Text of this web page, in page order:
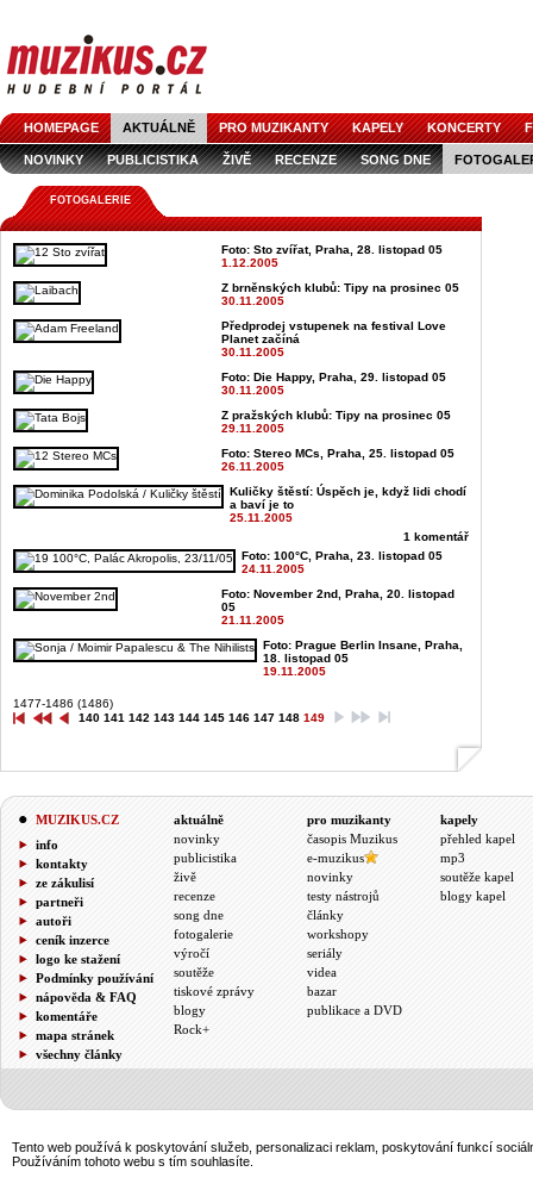
HOMEPAGE AKTUÁLNĚ PRO MUZIKANTY KAPELY KONCERTY
NOVINKY PUBLICISTIKA ŽIVĚ RECENZE SONG DNE
FOTOGALERIE
Foto: Sto zvířat, Praha, 28. listopad 05
1.12.2005
Z brněnských klubů: Tipy na prosinec 05
30.11.2005
Předprodej vstupenek na festival Love
Planet začíná
30.11.2005
Foto: Die Happy, Praha, 29. listopad 05
30.11.2005
Z pražských klubů: Tipy na prosinec 05
29.11.2005
Foto: Stereo MCs, Praha, 25. listopad 05
26.11.2005
Kuličky štěstí: Úspěch je, když lidi chodí
a baví je to
25.11.2005
1 komentář
Foto: 100°C, Praha, 23. listopad 05
24.11.2005
Foto: November 2nd, Praha, 20. listopad
05
21.11.2005
Foto: Prague Berlin Insane, Praha,
18. listopad 05
19.11.2005
1477-1486 (1486)
140 141 142 143 144 145 146 147 148 149
MUZIKUS.CZ
info
kontakty
ze zákulisí
partneři
autoři
ceník inzerce
logo ke stažení
Podmínky používání
nápověda & FAQ
komentáře
mapa stránek
všechny články
aktuálně
novinky
publicistika
živě
recenze
song dne
fotogalerie
výročí
soutěže
tiskové zprávy
blogy
Rock+
pro muzikanty
časopis Muzikus
e-muzikus
novinky
testy nástrojů
články
workshopy
seriály
videa
bazar
publikace a DVD
kapely
přehled kapel
mp3
soutěže kapel
blogy kapel
Tento web používá k poskytování služeb, personalizaci reklam, poskytování funkcí
Používáním tohoto webu s tím souhlasíte.